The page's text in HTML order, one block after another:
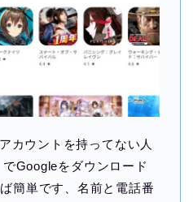
カウントを持ってない人
Googleをダウンロード
簡単です、名前と電話番